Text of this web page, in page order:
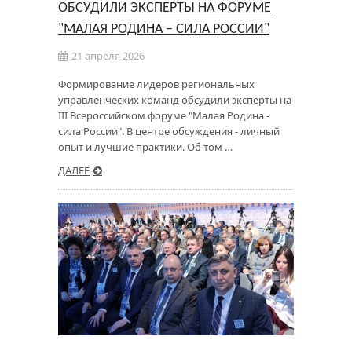
ОБСУДИЛИ ЭКСПЕРТЫ НА ФОРУМЕ
"МАЛАЯ РОДИНА – СИЛА РОССИИ"
21 апреля 2026
Формирование лидеров региональных
управленческих команд обсудили эксперты на
III Всероссийском форуме "Малая Родина -
сила России". В центре обсуждения - личный
опыт и лучшие практики. Об том …
ДАЛЕЕ